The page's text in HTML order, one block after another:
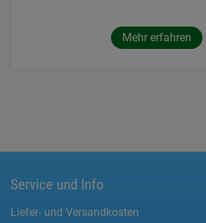
Mehr erfahren
Service und Info
Liefer- und Versandkosten